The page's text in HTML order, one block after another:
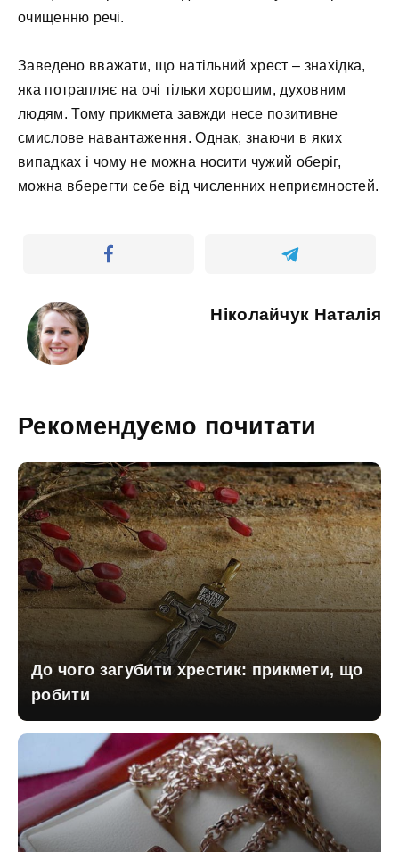
очищенню речі.
Заведено вважати, що натільний хрест – знахідка,
яка потрапляє на очі тільки хорошим, духовним
людям. Тому прикмета завжди несе позитивне
смислове навантаження. Однак, знаючи в яких
випадках і чому не можна носити чужий оберіг,
можна вберегти себе від численних неприємностей.
Ніколайчук Наталія
Рекомендуємо почитати
До чого загубити хрестик: прикмети, що
робити